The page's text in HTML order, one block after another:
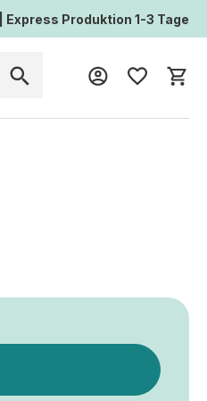
Express Produktion 1-3 Tage